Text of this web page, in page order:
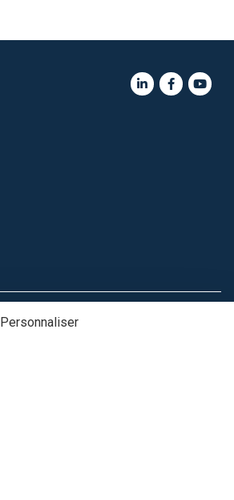
Personnaliser
Politique de confidentialité
Plan du site